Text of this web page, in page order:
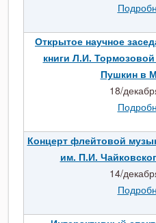
Открытое научное
книги Л.И.
Пушкин в
18/
Концерт флейтовой
им. П.И.
14/